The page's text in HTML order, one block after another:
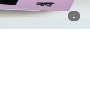
부인이 정부를 끼고 사는
고 있고, 딸은 그냥 가끔
젊은남자를 끼고 사는
것이 너무 안쓰러웠다. 제
지만 엘렌의 시점에서 진
것, 정작 복수를 한다지만
첨
부
사
1